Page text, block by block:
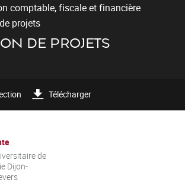
comptable, fiscale et financière
projets
DE PROJETS
Télécharger
de
Dijon-